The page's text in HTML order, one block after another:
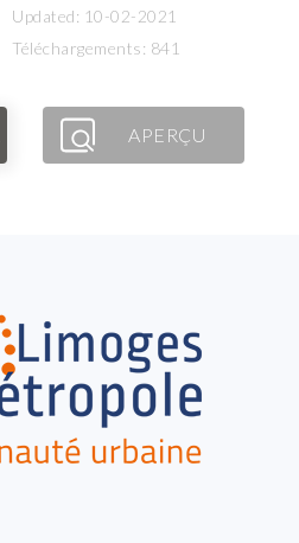
Updated: 10-02-2021
Téléchargements: 841
APERÇU